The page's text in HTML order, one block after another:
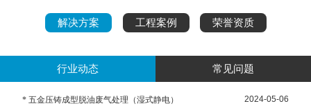
解决方案 工程案例 荣誉资质
行业动态 常见问题
2024-05-06
* 五金压铸成型脱油废气处理（湿式静电）